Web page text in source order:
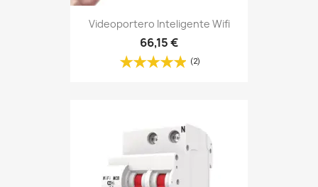
Videoportero Inteligente Wifi
66,15 €
(2)